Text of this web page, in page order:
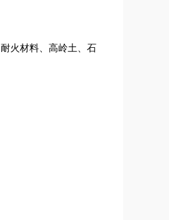
火材料、高岭土、石